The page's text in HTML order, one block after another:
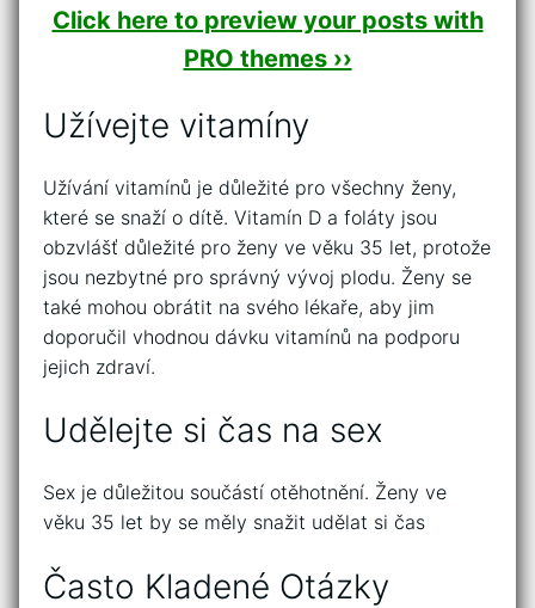
Click here to preview your posts with
PRO themes ››
Užívejte vitamíny
Užívání vitamínů je důležité pro všechny ženy,
které se snaží o dítě. Vitamín D a foláty jsou
obzvlášť důležité pro ženy ve věku 35 let, protože
jsou nezbytné pro správný vývoj plodu. Ženy se
také mohou obrátit na svého lékaře, aby jim
doporučil vhodnou dávku vitamínů na podporu
jejich zdraví.
Udělejte si čas na sex
Sex je důležitou součástí otěhotnění. Ženy ve
věku 35 let by se měly snažit udělat si čas
Často Kladené Otázky